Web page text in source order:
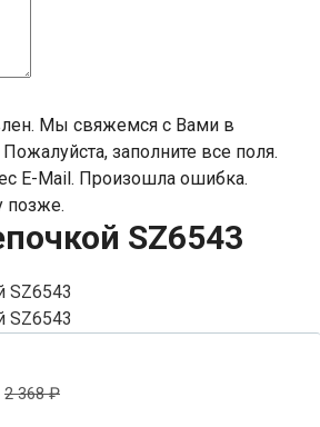
Мы свяжемся с Вами в
Пожалуйста, заполните все поля.
E-Mail. Произошла ошибка.
позже.
SZ6543
2 368₽